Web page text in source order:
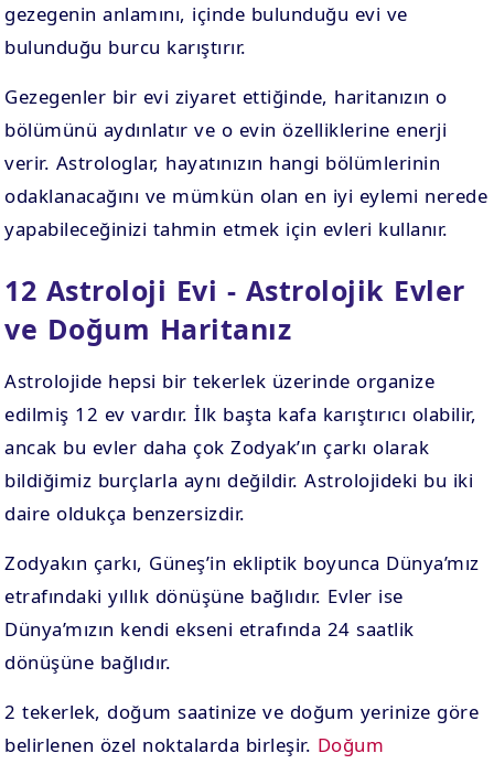
gezegenin anlamını, içinde bulunduğu evi ve
bulunduğu burcu karıştırır.
Gezegenler bir evi ziyaret ettiğinde, haritanızın o
bölümünü aydınlatır ve o evin özelliklerine enerji
verir. Astrologlar, hayatınızın hangi bölümlerinin
odaklanacağını ve mümkün olan en iyi eylemi nerede
yapabileceğinizi tahmin etmek için evleri kullanır.
12 Astroloji Evi - Astrolojik Evler
ve Doğum Haritanız
Astrolojide hepsi bir tekerlek üzerinde organize
edilmiş 12 ev vardır. İlk başta kafa karıştırıcı olabilir,
ancak bu evler daha çok Zodyak’ın çarkı olarak
bildiğimiz burçlarla aynı değildir. Astrolojideki bu iki
daire oldukça benzersizdir.
Zodyakın çarkı, Güneş’in ekliptik boyunca Dünya’mız
etrafındaki yıllık dönüşüne bağlıdır. Evler ise
Dünya’mızın kendi ekseni etrafında 24 saatlik
dönüşüne bağlıdır.
2 tekerlek, doğum saatinize ve doğum yerinize göre
belirlenen özel noktalarda birleşir. Doğum